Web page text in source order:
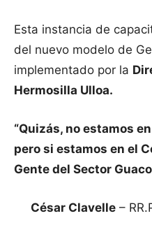
Esta instancia de
del nuevo modelo de
implementado por la
Hermosilla Ulloa.
“Quizás, no estamos
pero si estamos en el
Gente del Sector
César Clavelle –